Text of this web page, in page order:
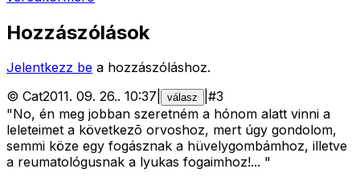
Hozzászólások
Jelentkezz be a hozzászóláshoz.
© Cat2011. 09. 26.. 10:37 válasz #3
"No, én meg jobban szeretném a hónom alatt vinni a
leleteimet a következõ orvoshoz, mert úgy gondolom,
semmi köze egy fogásznak a hüvelygombámhoz, illetve
a reumatológusnak a lyukas fogaimhoz!... "